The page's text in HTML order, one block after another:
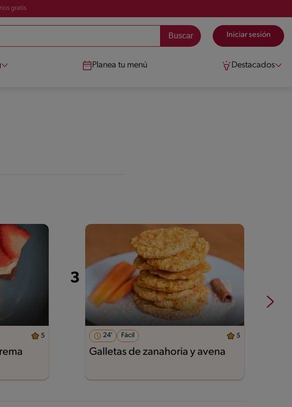
gratis
Iniciar sesión
Planea tu menú Destacados
5 24' Fácil 5
Galletas de zanahoria y avena